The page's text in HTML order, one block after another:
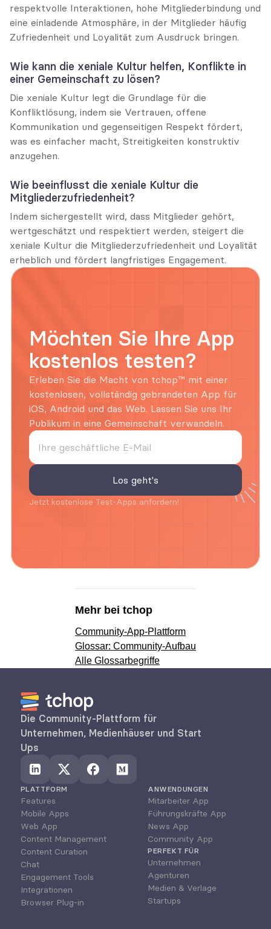
respektvolle Interaktionen, hohe Mitgliederbindung und
eine einladende Atmosphäre, in der Mitglieder häufig
Zufriedenheit und Loyalität zum Ausdruck bringen.
Wie kann die xeniale Kultur helfen, Konflikte in
einer Gemeinschaft zu lösen?
Die xeniale Kultur legt die Grundlage für die
Konfliktlösung, indem sie Vertrauen, offene
Kommunikation und gegenseitigen Respekt fördert,
was es einfacher macht, Streitigkeiten konstruktiv
anzugehen.
Wie beeinflusst die xeniale Kultur die
Mitgliederzufriedenheit?
Indem sichergestellt wird, dass Mitglieder gehört,
wertgeschätzt und respektiert werden, steigert die
xeniale Kultur die Mitgliederzufriedenheit und Loyalität
erheblich und fördert langfristiges Engagement.
Möchten Sie Ihre App
kostenlos testen?
Erleben Sie die Macht von tchop™ mit einer
kostenlosen, vollständig gebrandeten App für
iOS, Android und das Web. Lassen Sie uns Ihr
Publikum in eine Gemeinschaft verwandeln.
Jetzt kostenlose Test-Apps anfordern!
Mehr bei tchop
Community-App-Plattform
Glossar: Community-Aufbau
Alle Glossarbegriffe
Die Community-Plattform für
Unternehmen, Medienhäuser und Start
Ups
PLATTFORM
Features
Mobile Apps
Web App
Content Management
Content Curation
Chat
Engagement Tools
Integrationen
Browser Plug-in
ANWENDUNGEN
Mitarbeiter App
Führungskräfte App
News App
Community App
PERFEKT FÜR
Unternehmen
Agenturen
Medien & Verlage
Startups